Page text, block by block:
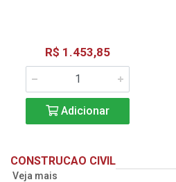
R$ 1.453,85
Adicionar
CONSTRUCAO CIVIL
Veja mais